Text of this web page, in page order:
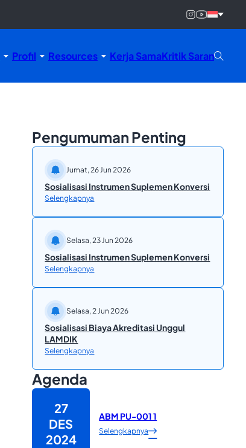
Profil Resources Kerja SamaKritik Saran
Pengumuman Penting
Jumat, 26 Jun 2026
Sosialisasi Instrumen Suplemen Konversi
Selengkapnya
Selasa, 23 Jun 2026
Sosialisasi Instrumen Suplemen Konversi
Selengkapnya
Selasa, 2 Jun 2026
Sosialisasi Biaya Akreditasi Unggul
LAMDIK
Selengkapnya
Agenda
27
DES
2024
ABM PU-001 1
Selengkapnya